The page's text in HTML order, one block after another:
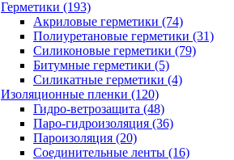
Герметики (193)
Акриловые герметики (74)
Полиуретановые герметики (31)
Силиконовые герметики (79)
Битумные герметики (5)
Силикатные герметики (4)
Изоляционные пленки (120)
Гидро-ветрозащита (48)
Паро-гидроизоляция (36)
Пароизоляция (20)
Соединительные ленты (16)